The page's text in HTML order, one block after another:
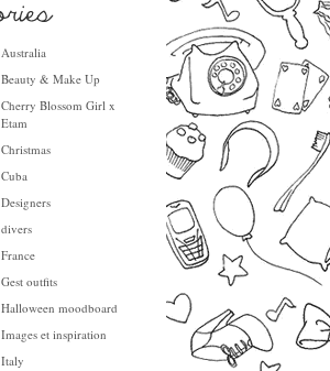
Australia
Beauty & Make Up
Cherry Blossom Girl x
Etam
Christmas
Cuba
Designers
divers
France
Gest outfits
Halloween moodboard
Images et inspiration
Italy